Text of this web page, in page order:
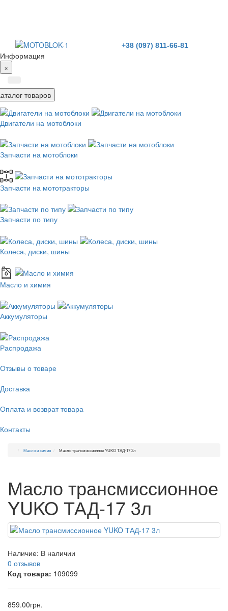
+38 (097) 811-66-81
Информация
×
товаров
Двигатели на мотоблоки
Запчасти на мотоблоки
Запчасти на мототракторы
Запчасти по типу
Колеса, диски, шины
Масло и химия
Аккумуляторы
Распродажа
Отзывы о товаре
Доставка
Оплата и возврат товара
Контакты
Масло и химия Масло трансмиссионное YUKO ТАД-17 3л
Масло трансмиссионное
YUKO ТАД-17 3л
Наличие: В наличии
0 отзывов
Код товара: 109099
859.00грн.